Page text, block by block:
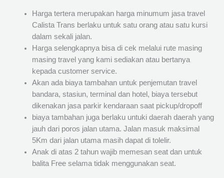
Harga tertera merupakan harga minumum jasa travel
Calista Trans berlaku untuk satu orang atau satu kursi
dalam sekali jalan.
Harga selengkapnya bisa di cek melalui rute masing
masing travel yang kami sediakan atau bertanya
kepada customer service.
Akan ada biaya tambahan untuk penjemutan travel
bandara, stasiun, terminal dan hotel, biaya tersebut
dikenakan jasa parkir kendaraan saat pickup/dropoff
biaya tambahan juga berlaku untuki daerah daerah yang
jauh dari poros jalan utama. Jalan masuk maksimal
5Km dari jalan utama masih dapat di tolelir.
Anak di atas 2 tahun wajib memesan seat dan untuk
balita Free selama tidak menggunakan seat.